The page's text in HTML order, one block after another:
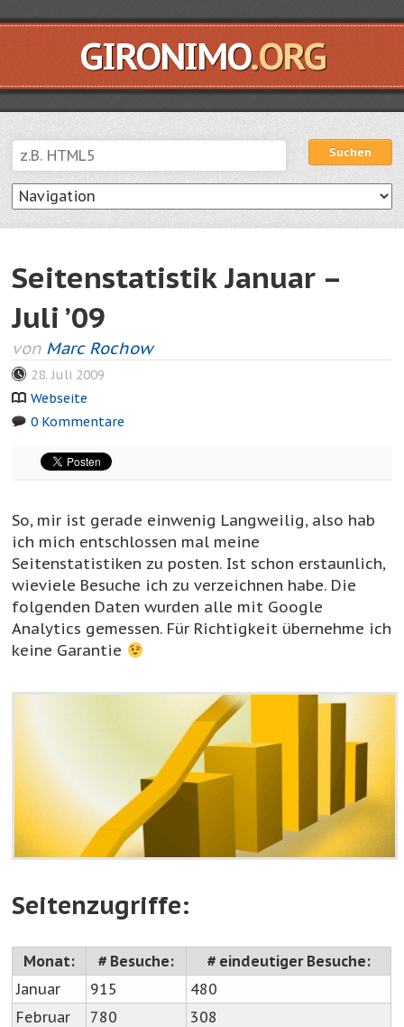
GIRONIMO.ORG
Suchen Suchen
Seitenstatistik Januar –
Juli ’09
von Marc Rochow
28. Juli 2009
Webseite
0 Kommentare
So, mir ist gerade einwenig Langweilig, also hab
ich mich entschlossen mal meine
Seitenstatistiken zu posten. Ist schon erstaunlich,
wieviele Besuche ich zu verzeichnen habe. Die
folgenden Daten wurden alle mit Google
Analytics gemessen. Für Richtigkeit übernehme ich
keine Garantie
Seitenzugriffe:
Monat: # Besuche:
# eindeutiger Besuche:
Januar
915
480
Februar
780
308